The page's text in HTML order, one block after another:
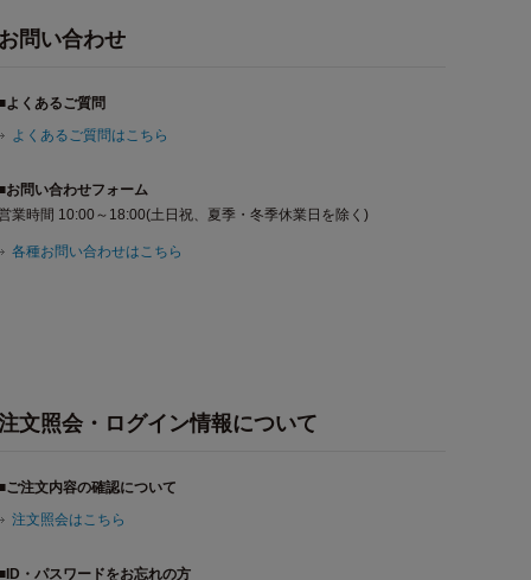
お問い合わせ
よくあるご質問
よくあるご質問はこちら
お問い合わせフォーム
業時間 10:00～18:00(土日祝、夏季・冬季休業日を除く)
各種お問い合わせはこちら
文照会・ログイン情報について
ご注文内容の確認について
注文照会はこちら
・パスワードをお忘れの方